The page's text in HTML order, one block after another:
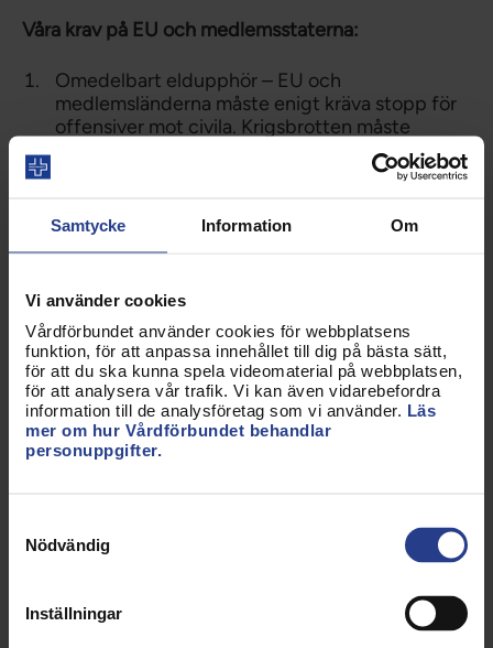
Samtycke Information Om
Vi använder cookies
Vårdförbundet använder cookies för webbplatsens
funktion, för att anpassa innehållet till dig på bästa sätt,
för att du ska kunna spela videomaterial på webbplatsen,
för att analysera vår trafik. Vi kan även vidarebefordra
information till de analysföretag som vi använder. Läs
mer om hur Vårdförbundet behandlar
personuppgifter.
Nödvändig
Inställningar
Våra krav på EU och medlemsstaterna:
Omedelbart eldupphör – EU och
medlemsländerna måste enigt kräva stopp för
offensiver mot civila. Krigsbrotten måste
Skyddad passage för humanitär personal – med
når fram.
Säkerställ att hälso- och sjukvårdens
internationella konventioner och att de skyddas
under sitt arbete.
Återuppta UNRWA-stödet – och säkerställa att
humanitära hjälpinsatser når de mest utsatta.
Pausa alla samarbetsavtal mellan EU och Israel
– tills humanitär rätt och
Genèvekonventionerna efterlevs.
UNRWA är världens främsta humanitära nätverk i
befolkningens basala behov. Att stoppa stödet är
ett politiskt slag under bältet mot civila.